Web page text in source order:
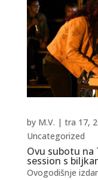
Ovu subotu na
session s
by M.V. | tra 17,
Uncategorized
Ovogodišnje